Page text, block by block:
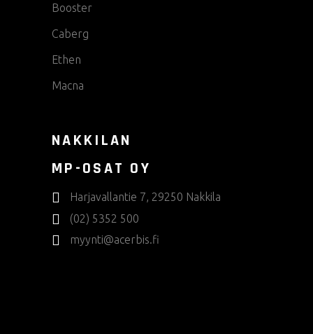
Booster
Caberg
Ethen
Macna
NAKKILAN
MP-OSAT OY
Harjavallantie 7, 29250 Nakkila
(02) 5352 500
myynti@acerbis.fi